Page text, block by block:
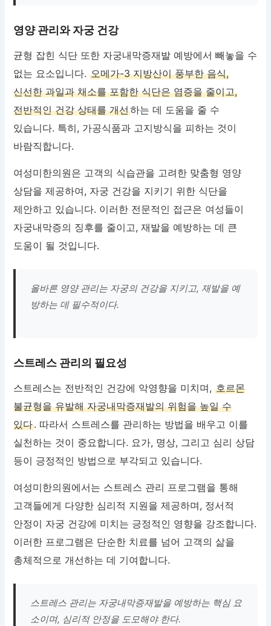
영양 관리와 자궁 건강
균형 잡힌 식단 또한 자궁내막증재발 예방에서 빼놓을 수
없는 요소입니다.오메가-3 지방산이 풍부한 음식,
신선한 과일과 채소를 포함한 식단은 염증을 줄이고,
전반적인 건강 상태를 개선하는 데 도움을 줄 수
있습니다. 특히, 가공식품과 고지방식을 피하는 것이
바람직합니다.
여성미한의원은 고객의 식습관을 고려한 맞춤형 영양
상담을 제공하여, 자궁 건강을 지키기 위한 식단을
제안하고 있습니다. 이러한 전문적인 접근은 여성들이
자궁내막증의 징후를 줄이고, 재발을 예방하는 데 큰
도움이 될 것입니다.
올바른 영양 관리는 자궁의 건강을 지키고, 재발을 예
방하는 데 필수적이다.
스트레스 관리의 필요성
스트레스는 전반적인 건강에 악영향을 미치며,호르몬
불균형을 유발해 자궁내막증재발의 위험을 높일 수
있다. 따라서 스트레스를 관리하는 방법을 배우고 이를
실천하는 것이 중요합니다. 요가, 명상, 그리고 심리 상담
등이 긍정적인 방법으로 부각되고 있습니다.
여성미한의원에서는 스트레스 관리 프로그램을 통해
고객들에게 다양한 심리적 지원을 제공하며, 정서적
안정이 자궁 건강에 미치는 긍정적인 영향을 강조합니다.
이러한 프로그램은 단순한 치료를 넘어 고객의 삶을
총체적으로 개선하는 데 기여합니다.
스트레스 관리는 자궁내막증재발을 예방하는 핵심 요
소이며, 심리적 안정을 도모해야 한다.